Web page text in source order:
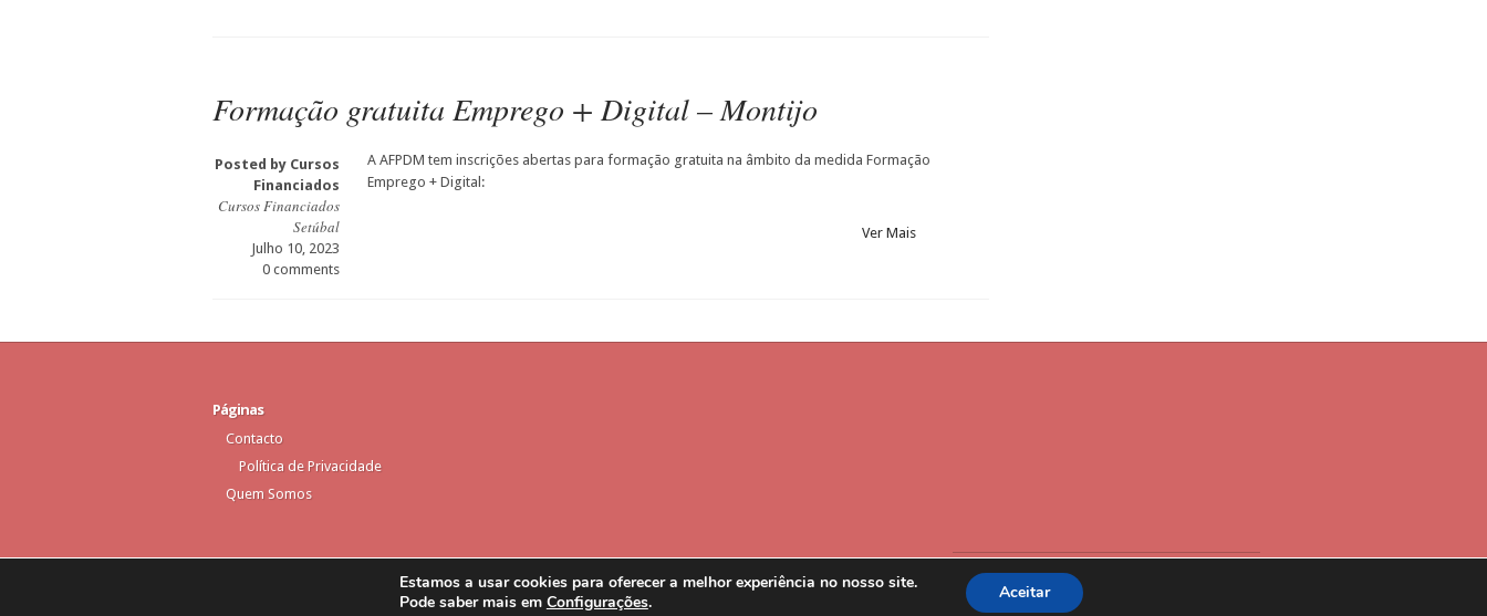
Formação gratuita Emprego + Digital – Montijo
Posted by Cursos
Financiados
Cursos Financiados
Setúbal
Julho 10, 2023
0 comments
A AFPDM tem inscrições abertas para formação gratuita na âmbito da medida Formação
Emprego + Digital:
Ver Mais
Páginas
Contacto
Política de Privacidade
Quem Somos
Designed byElegant Themes
Estamos a usar cookies para oferecer a melhor experiência no nosso site.
Pode saber mais em Configurações. Aceitar